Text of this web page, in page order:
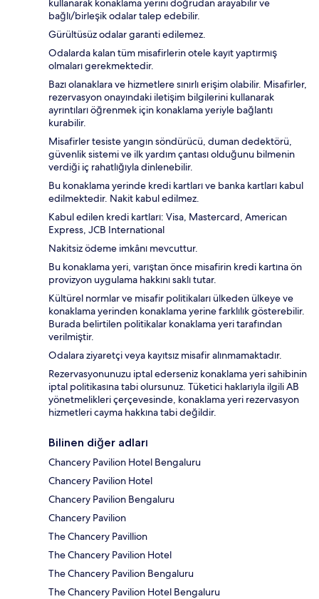
kullanarak konaklama yerini doğrudan arayabilir ve
bağlı/birleşik odalar talep edebilir.
Gürültüsüz odalar garanti edilemez.
Odalarda kalan tüm misafirlerin otele kayıt yaptırmış
olmaları gerekmektedir.
Bazı olanaklara ve hizmetlere sınırlı erişim olabilir. Misafirler,
rezervasyon onayındaki iletişim bilgilerini kullanarak
ayrıntıları öğrenmek için konaklama yeriyle bağlantı
kurabilir.
Misafirler tesiste yangın söndürücü, duman dedektörü,
güvenlik sistemi ve ilk yardım çantası olduğunu bilmenin
verdiği iç rahatlığıyla dinlenebilir.
Bu konaklama yerinde kredi kartları ve banka kartları kabul
edilmektedir. Nakit kabul edilmez.
Kabul edilen kredi kartları: Visa, Mastercard, American
Express, JCB International
Nakitsiz ödeme imkânı mevcuttur.
Bu konaklama yeri, varıştan önce misafirin kredi kartına ön
provizyon uygulama hakkını saklı tutar.
Kültürel normlar ve misafir politikaları ülkeden ülkeye ve
konaklama yerinden konaklama yerine farklılık gösterebilir.
Burada belirtilen politikalar konaklama yeri tarafından
verilmiştir.
Odalara ziyaretçi veya kayıtsız misafir alınmamaktadır.
Rezervasyonunuzu iptal ederseniz konaklama yeri sahibinin
iptal politikasına tabi olursunuz. Tüketici haklarıyla ilgili AB
yönetmelikleri çerçevesinde, konaklama yeri rezervasyon
hizmetleri cayma hakkına tabi değildir.
Bilinen diğer adları
Chancery Pavilion Hotel Bengaluru
Chancery Pavilion Hotel
Chancery Pavilion Bengaluru
Chancery Pavilion
The Chancery Pavillion
The Chancery Pavilion Hotel
The Chancery Pavilion Bengaluru
The Chancery Pavilion Hotel Bengaluru